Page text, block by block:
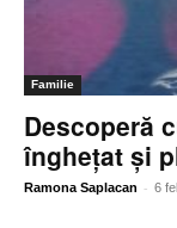
Familie
Descoperă
înghețat și
Ramona Saplacan - 6